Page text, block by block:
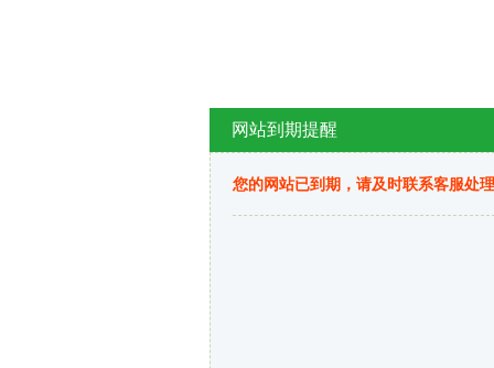
网站到期提醒
您的网站已到期，请及时联系客服处理